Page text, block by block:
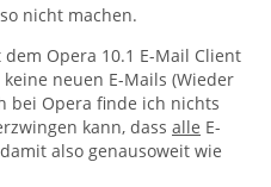
nicht machen.
Opera 10.1 E-Mail Client
neuen E-Mails (Wieder
bei Opera finde ich nichts
kann, dass alle E-
also genausoweit wie